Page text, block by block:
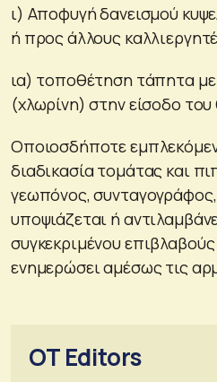
ι) Αποφυγή δανεισμού
ή προς άλλους
ια) τοποθέτηση τάπητα
(χλωρίνη) στην είσοδο
Οποιοσδήποτε
διαδικασία τομάτας και
γεωπόνος,
υποψιάζεται ή
συγκεκριμένου
ενημερώσει αμέσως τις
OT Editors